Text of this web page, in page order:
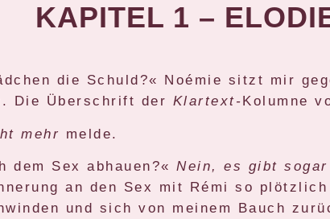
KAPITEL 1 –
die Schuld?« Noémie sitzt mir
Die Überschrift der Klartext- Kolumne
mehr melde.
Sex abhauen?« Nein, es gibt sogar
an den Sex mit Rémi so
und sich von meinem Bauch